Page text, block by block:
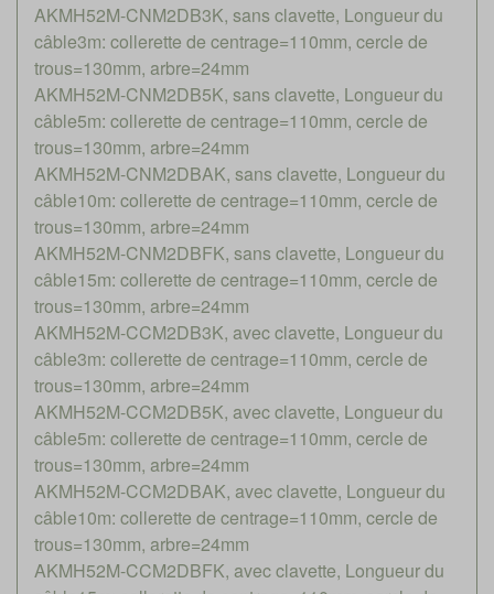
AKMH52M-CNM2DB3K, sans clavette, Longueur du
câble3m: collerette de centrage=110mm, cercle de
trous=130mm, arbre=24mm
AKMH52M-CNM2DB5K, sans clavette, Longueur du
câble5m: collerette de centrage=110mm, cercle de
trous=130mm, arbre=24mm
AKMH52M-CNM2DBAK, sans clavette, Longueur du
câble10m: collerette de centrage=110mm, cercle de
trous=130mm, arbre=24mm
AKMH52M-CNM2DBFK, sans clavette, Longueur du
câble15m: collerette de centrage=110mm, cercle de
trous=130mm, arbre=24mm
AKMH52M-CCM2DB3K, avec clavette, Longueur du
câble3m: collerette de centrage=110mm, cercle de
trous=130mm, arbre=24mm
AKMH52M-CCM2DB5K, avec clavette, Longueur du
câble5m: collerette de centrage=110mm, cercle de
trous=130mm, arbre=24mm
AKMH52M-CCM2DBAK, avec clavette, Longueur du
câble10m: collerette de centrage=110mm, cercle de
trous=130mm, arbre=24mm
AKMH52M-CCM2DBFK, avec clavette, Longueur du